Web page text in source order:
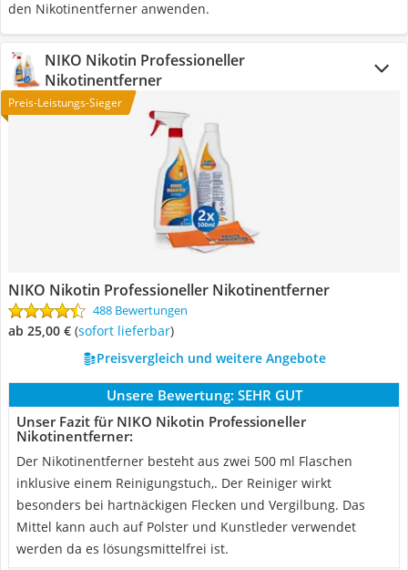
den Nikotinentferner anwenden.
NIKO Nikotin Professioneller
Nikotinentferner
Preis-Leistungs-Sieger
NIKO Nikotin Professioneller Nikotinentferner
488 Bewertungen
ab 25,00 € ( Sofort lieferbar)
Preisvergleich und weitere Angebote
Unsere Bewertung: SEHR GUT
Unser Fazit für NIKO Nikotin Professioneller
Nikotinentferner:
Der Nikotinentferner besteht aus zwei 500 ml Flaschen
inklusive einem Reinigungstuch,. Der Reiniger wirkt
besonders bei hartnäckigen Flecken und Vergilbung. Das
Mittel kann auch auf Polster und Kunstleder verwendet
werden da es lösungsmittelfrei ist.